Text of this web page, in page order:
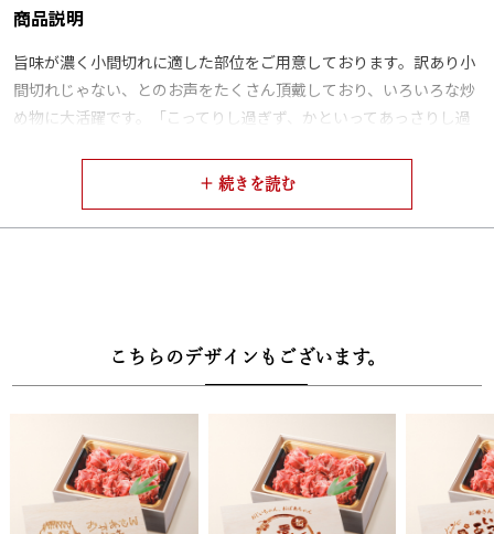
商品説明
旨味が濃く小間切れに適した部位をご用意しております。訳あり小
間切れじゃない、とのお声をたくさん頂戴しており、いろいろな炒
め物に大活躍です。「こってりし過ぎず、かといってあっさりし過
■セット内容：小間切れ500g
こちらのデザインもございます。